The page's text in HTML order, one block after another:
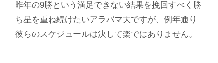
昨年の9勝という満足できない結果を挽回すべく勝
ち星を重ね続けたいアラバマ大ですが、例年通り
彼らのスケジュールは決して楽ではありません。